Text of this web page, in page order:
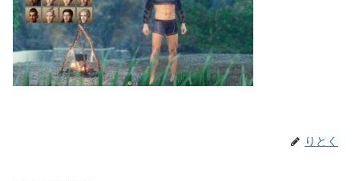
りとく